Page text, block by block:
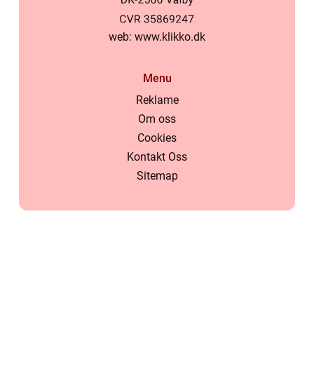
web: www.klikko.dk
Menu
Reklame
Om oss
Cookies
Kontakt Oss
Sitemap